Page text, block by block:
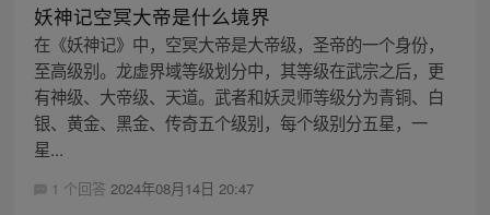
妖神记空冥大帝是什么境界
在《妖神记》中，空冥大帝是大帝级，圣帝的一个身份，
至高级别。龙虚界域等级划分中，其等级在武宗之后，更
有神级、大帝级、天道。武者和妖灵师等级分为青铜、白
银、黄金、黑金、传奇五个级别，每个级别分五星，一
星...
1 个回答 2024年08月14日 20:47